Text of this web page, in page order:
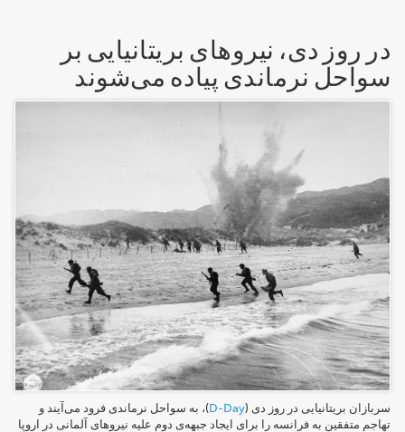
در روز دی، نیروهای بریتانیایی بر
سواحل نرماندی پیاده می‌شوند
سربازان بریتانیایی در روز دی (D-Day)، به سواحل نرماندی فرود می‌آیند و
تهاجم متفقین به فرانسه را برای ایجاد جبهه‌ی دوم علیه نیروهای آلمانی در اروپا